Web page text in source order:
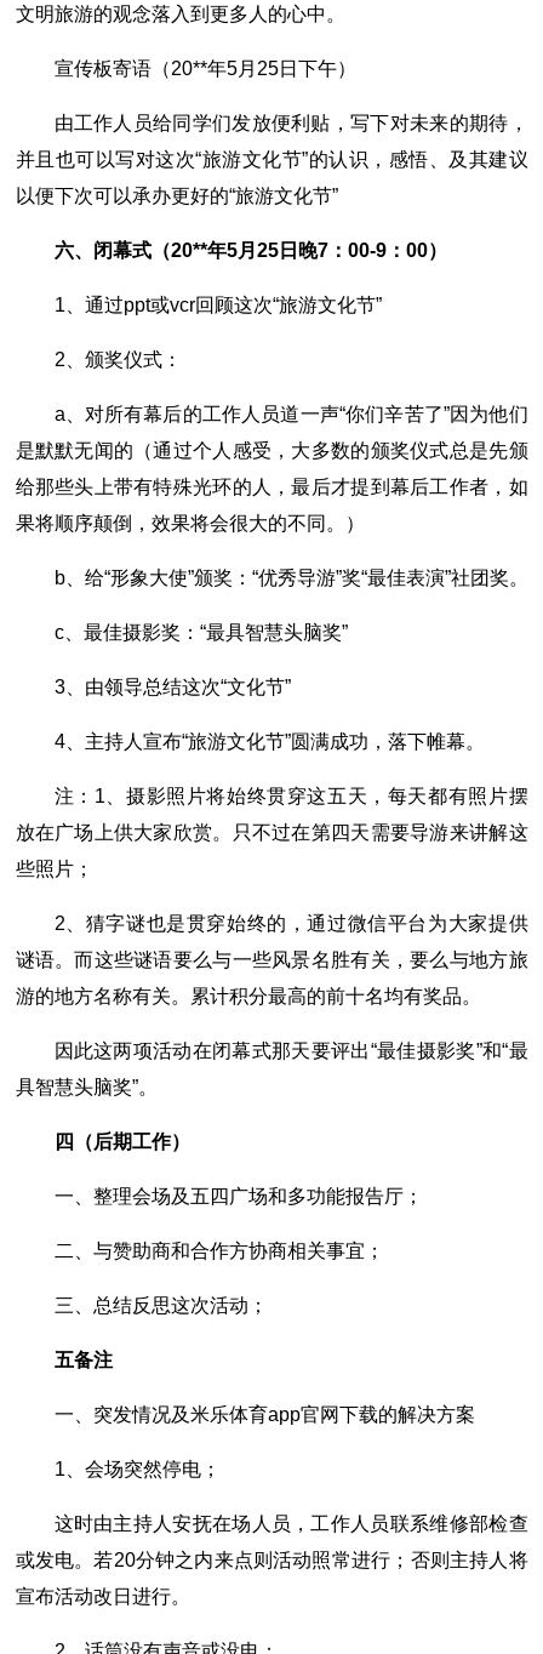
文明旅游的观念落入到更多人的心中。
宣传板寄语（20**年5月25日下午）
由工作人员给同学们发放便利贴，写下对未来的期待，
并且也可以写对这次“旅游文化节”的认识，感悟、及其建议
以便下次可以承办更好的“旅游文化节”
六、闭幕式（20**年5月25日晚7：00-9：00）
1、通过ppt或vcr回顾这次“旅游文化节”
2、颁奖仪式：
a、对所有幕后的工作人员道一声“你们辛苦了”因为他们
是默默无闻的（通过个人感受，大多数的颁奖仪式总是先颁
给那些头上带有特殊光环的人，最后才提到幕后工作者，如
果将顺序颠倒，效果将会很大的不同。）
b、给“形象大使”颁奖：“优秀导游”奖“最佳表演”社团奖。
c、最佳摄影奖：“最具智慧头脑奖”
3、由领导总结这次“文化节”
4、主持人宣布“旅游文化节”圆满成功，落下帷幕。
注：1、摄影照片将始终贯穿这五天，每天都有照片摆
放在广场上供大家欣赏。只不过在第四天需要导游来讲解这
些照片；
2、猜字谜也是贯穿始终的，通过微信平台为大家提供
谜语。而这些谜语要么与一些风景名胜有关，要么与地方旅
游的地方名称有关。累计积分最高的前十名均有奖品。
因此这两项活动在闭幕式那天要评出“最佳摄影奖”和“最
具智慧头脑奖”。
四（后期工作）
一、整理会场及五四广场和多功能报告厅；
二、与赞助商和合作方协商相关事宜；
三、总结反思这次活动；
五备注
一、突发情况及米乐体育app官网下载的解决方案
1、会场突然停电；
这时由主持人安抚在场人员，工作人员联系维修部检查
或发电。若20分钟之内来点则活动照常进行；否则主持人将
宣布活动改日进行。